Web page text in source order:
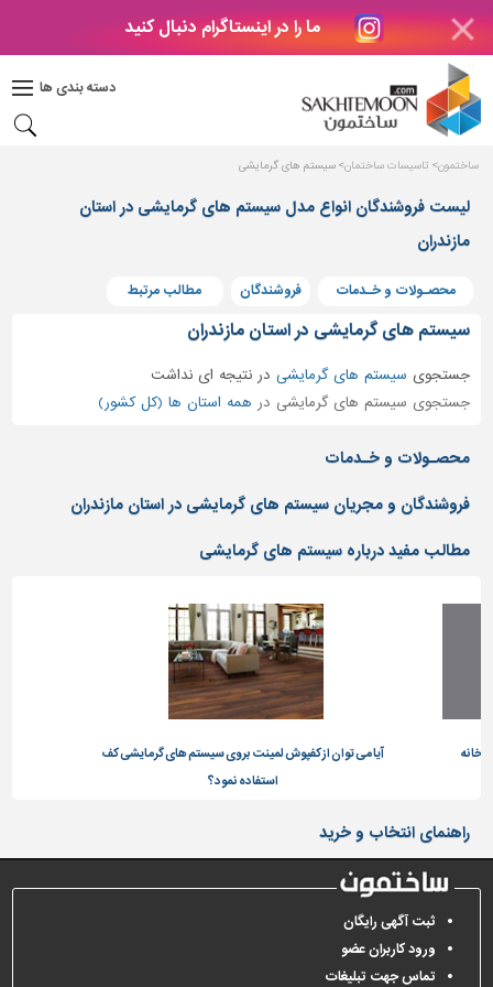
ما را در اینستاگرام دنبال کنید
دسته بندی ها
دکوراسیون
بتن
های
بتنی
درب
پنجره
مصالح
پله،
نرده
حفاظ
دیوارپوش،
و
محوطه
سازی
و
نما
ساخت
و
ساز
ساختمون تاسیسات ساختمان سیستم های گرمایشی
لیست فروشندگان انواع مدل سیستم های گرمایشی در استان
مازندران
محصـولات و خـدمات فروشندگان مطالب مرتبط
سیستم های گرمایشی در استان مازندران
جستجوی سیستم های گرمایشی درنتیجه ای نداشت
جستجوی سیستم های گرمایشی در همه استان ها (کل کشور)
محصـولات و خـدمات
فروشندگان و مجریان سیستم های گرمایشی در استان مازندران
مطالب مفید درباره سیستم های گرمایشی
آیا می توان از کفپوش لمینت بروی سیستم های گرمایشی کف
استفاده نمود؟
راهنمای انتخاب و خرید
ثبت آگهی رایگان
ورود کاربران عضو
تماس جهت تبلیغات